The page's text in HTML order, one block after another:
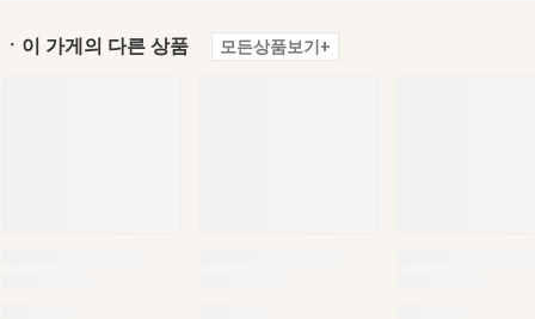
ㆍ이 가게의 다른 상품 모든상품보기+